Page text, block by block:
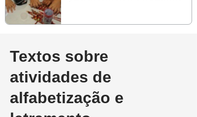
Textos sobre
atividades de
alfabetização e